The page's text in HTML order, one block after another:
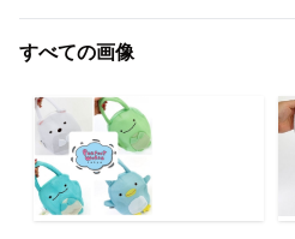
すべての画像